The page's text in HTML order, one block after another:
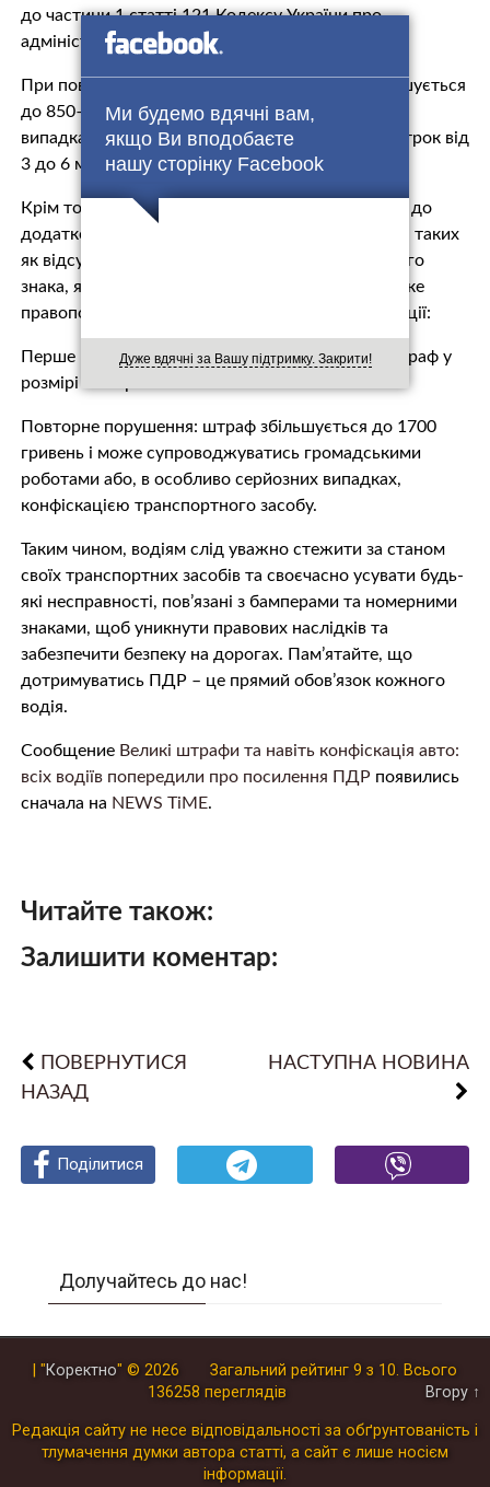
Ми будемо вдячні вам,
якщо Ви вподобаєте
нашу сторінку Facebook
Дуже вдячні за Вашу підтримку. Закрити!
до частини 1 статті 121 Кодексу України про
адміністративні правопорушення.
При повторному порушенні сума штрафу збільшується
до 850–1700 гривень, а в особливо серйозних
випадках можливе позбавлення прав водія на строк від
3 до 6 місяців.
Крім того, відсутність бампера може призвести до
додаткових порушень правил дорожнього руху, таких
як відсутність переднього чи заднього номерного
знака, який зазвичай кріпиться на бампері. За таке
правопорушення ПДР передбачено окремі санкції:
Перше порушення правил дорожнього руху: штраф у
розмірі 850 гривень.
Повторне порушення: штраф збільшується до 1700
гривень і може супроводжуватись громадськими
роботами або, в особливо серйозних випадках,
конфіскацією транспортного засобу.
Таким чином, водіям слід уважно стежити за станом
своїх транспортних засобів та своєчасно усувати будь-
які несправності, пов’язані з бамперами та номерними
знаками, щоб уникнути правових наслідків та
забезпечити безпеку на дорогах. Пам’ятайте, що
дотримуватись ПДР – це прямий обов’язок кожного
водія.
Сообщение Великі штрафи та навіть конфіскація авто:
всіх водіїв попередили про посилення ПДР появились
сначала на NEWS TiME.
Читайте також:
Залишити коментар:
ПОВЕРНУТИСЯ
НАЗАД
НАСТУПНА НОВИНА
Поділитися
Долучайтесь до нас!
| "Коректно" © 2026 Загальний рейтинг 9 з 10. Всього
136258 переглядів Вгору ↑
Редакція сайту не несе відповідальності за обґрунтованість і
тлумачення думки автора статті, а сайт є лише носієм
інформації.